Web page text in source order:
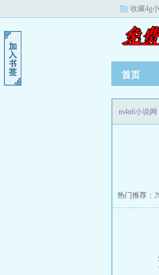
收藏4g
首页
m4n6小说网
热门推荐：